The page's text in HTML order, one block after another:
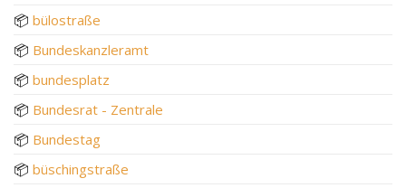
📦 bülostraße
📦 Bundeskanzleramt
📦 bundesplatz
📦 Bundesrat - Zentrale
📦 Bundestag
📦 büschingstraße